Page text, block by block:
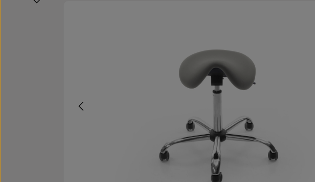
Bildergalerie überspringen